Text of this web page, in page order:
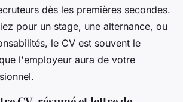
dès les premières secondes.
pour un stage, une alternance, ou
le CV est souvent le
l'employeur aura de votre